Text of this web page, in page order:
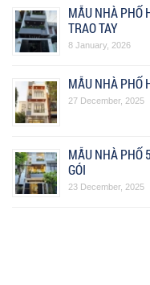
MẪU NHÀ PHỐ
TRAO TAY
8 January, 2026
MẪU NHÀ PHỐ
27 December, 2025
MẪU NHÀ PHỐ
GÓI
23 December, 2025